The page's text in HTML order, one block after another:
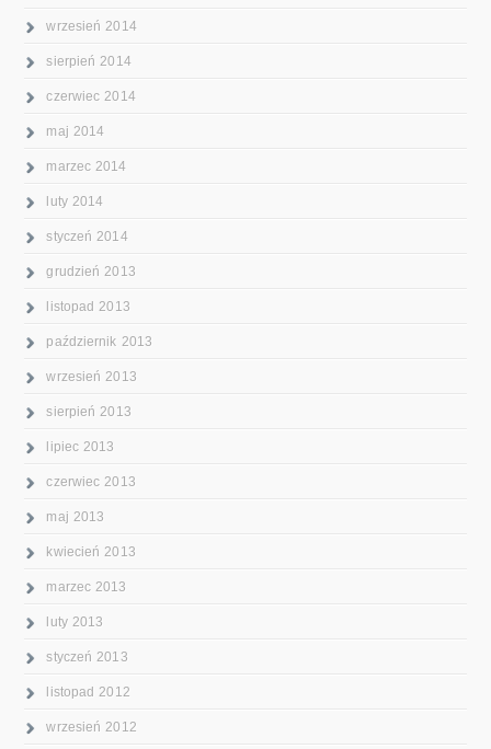
wrzesień 2014
sierpień 2014
czerwiec 2014
maj 2014
marzec 2014
luty 2014
styczeń 2014
grudzień 2013
listopad 2013
październik 2013
wrzesień 2013
sierpień 2013
lipiec 2013
czerwiec 2013
maj 2013
kwiecień 2013
marzec 2013
luty 2013
styczeń 2013
listopad 2012
wrzesień 2012